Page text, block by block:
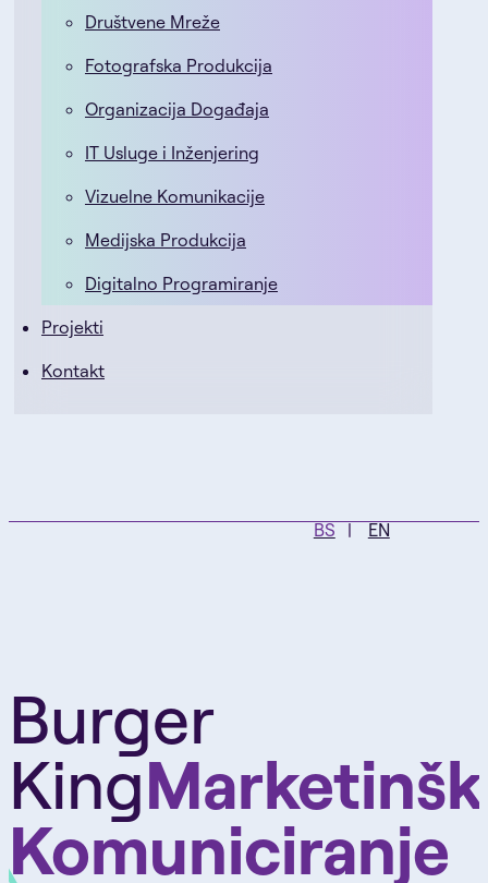
Društvene Mreže
Fotografska Produkcija
Organizacija Događaja
IT Usluge i Inženjering
Vizuelne Komunikacije
Medijska Produkcija
Digitalno Programiranje
Projekti
Kontakt
BS EN
Burger
King
Komuniciranje